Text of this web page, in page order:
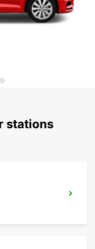
stations